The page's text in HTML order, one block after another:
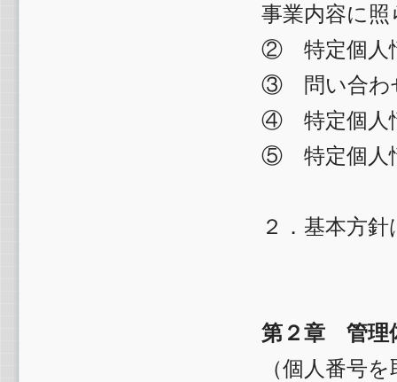
事業内容に
② 特定個人
③ 問い合わ
④ 特定個人
⑤ 特定個人
２．基本方
第２章 管理
（個人番号